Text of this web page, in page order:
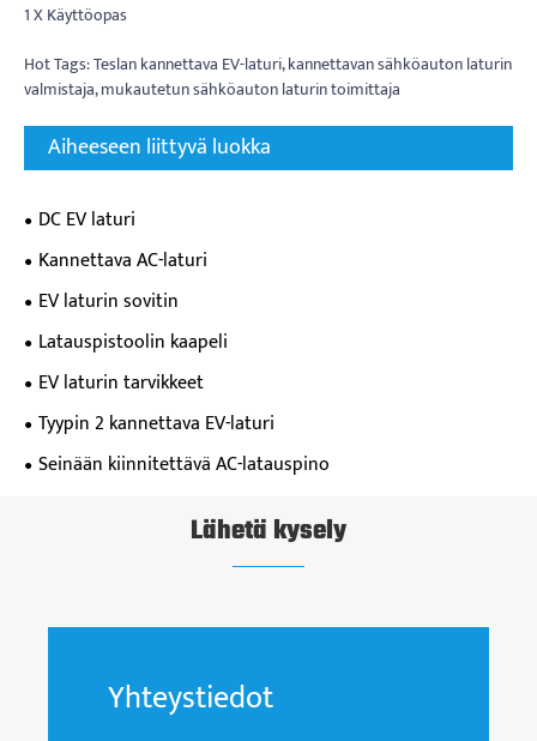
1 X Käyttöopas
Hot Tags: Teslan kannettava EV-laturi, kannettavan sähköauton laturin
valmistaja, mukautetun sähköauton laturin toimittaja
Aiheeseen liittyvä luokka
DC EV laturi
Kannettava AC-laturi
EV laturin sovitin
Latauspistoolin kaapeli
EV laturin tarvikkeet
Tyypin 2 kannettava EV-laturi
Seinään kiinnitettävä AC-latauspino
Lähetä kysely
Yhteystiedot